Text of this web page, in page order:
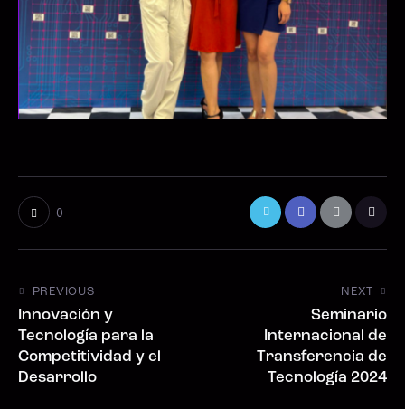
0
PREVIOUS
Innovación y
Tecnología para la
Competitividad y el
Desarrollo
NEXT
Seminario
Internacional de
Transferencia de
Tecnología 2024